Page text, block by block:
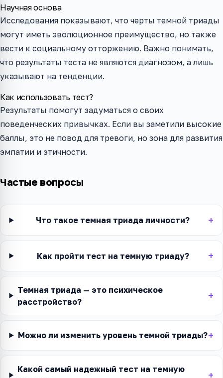
Научная основа
Исследования показывают, что черты темной триады
могут иметь эволюционное преимущество, но также
вести к социальному отторжению. Важно понимать,
что результаты теста не являются диагнозом, а лишь
указывают на тенденции.
Как использовать тест?
Результаты помогут задуматься о своих
поведенческих привычках. Если вы заметили высокие
баллы, это не повод для тревоги, но зона для развития
эмпатии и этичности.
Частые вопросы
Что такое темная триада личности?
Как пройти тест на темную триаду?
Темная триада — это психическое
расстройство?
Можно ли изменить уровень темной триады?
Какой самый надежный тест на темную